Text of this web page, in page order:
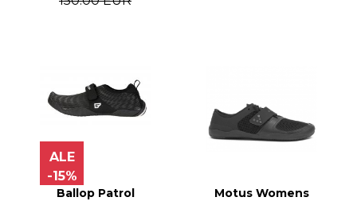
ALE
-15%
Ballop Patrol
Motus Womens